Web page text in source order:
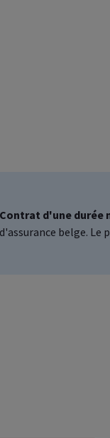
Contrat d'une durée
d'assurance belge. Le